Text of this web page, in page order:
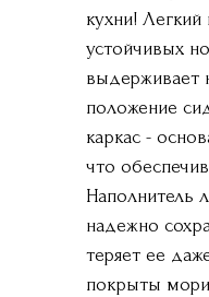
кухни!
устойчивых
выдерживает
положение
каркас -
что
Наполнитель
надежно
теряет ее
покрыты